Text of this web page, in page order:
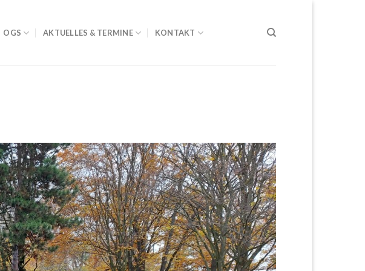
OGS AKTUELLES & TERMINE KONTAKT